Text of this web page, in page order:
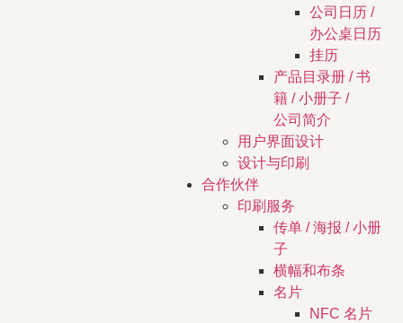
公司日历 /
办公桌日历
挂历
产品目录册 / 书
籍 / 小册子 /
公司简介
用户界面设计
设计与印刷
合作伙伴
印刷服务
传单 / 海报 / 小册
子
横幅和布条
名片
NFC 名片